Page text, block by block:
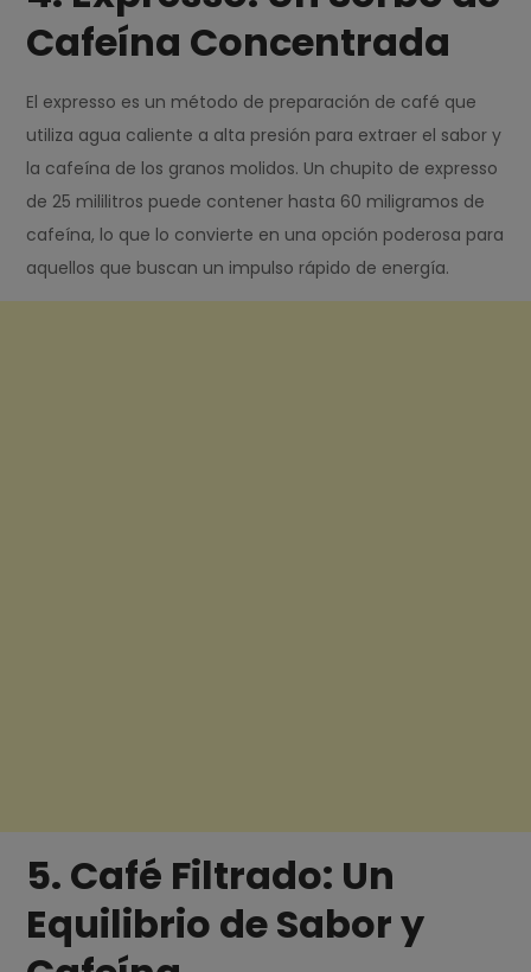
Cafeína Concentrada
El expresso es un método de preparación de café que
utiliza agua caliente a alta presión para extraer el sabor y
la cafeína de los granos molidos. Un chupito de expresso
de 25 mililitros puede contener hasta 60 miligramos de
cafeína, lo que lo convierte en una opción poderosa para
aquellos que buscan un impulso rápido de energía.
5. Café Filtrado: Un
Equilibrio de Sabor y